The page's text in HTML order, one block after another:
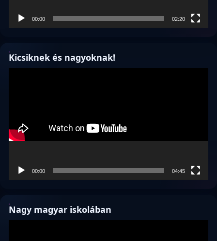
00:00 02:20
Kicsiknek és nagyoknak!
00:00 04:45
Nagy magyar iskolában